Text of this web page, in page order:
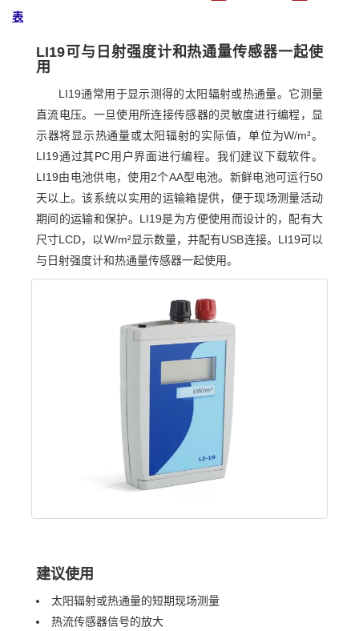
表
LI19可与日射强度计和热通量传感器一起使
用
LI19通常用于显示测得的太阳辐射或热通量。它测量
直流电压。一旦使用所连接传感器的灵敏度进行编程，显
示器将显示热通量或太阳辐射的实际值，单位为W/m²。
LI19通过其PC用户界面进行编程。我们建议下载软件。
LI19由电池供电，使用2个AA型电池。新鲜电池可运行50
天以上。该系统以实用的运输箱提供，便于现场测量活动
期间的运输和保护。LI19是为方便使用而设计的，配有大
尺寸LCD，以W/m²显示数量，并配有USB连接。LI19可以
与日射强度计和热通量传感器一起使用。
建议使用
太阳辐射或热通量的短期现场测量
热流传感器信号的放大